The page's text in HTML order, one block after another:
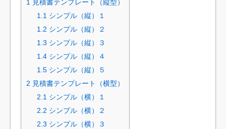
1
見積書テンプレート（縦型）
1.1 シンプル（縦）１
1.2 シンプル（縦）２
1.3 シンプル（縦）３
1.4 シンプル（縦）４
1.5 シンプル（縦）５
2 見積書テンプレート（横型）
2.1 シンプル（横）１
2.2 シンプル（横）２
2.3 シンプル（横）３